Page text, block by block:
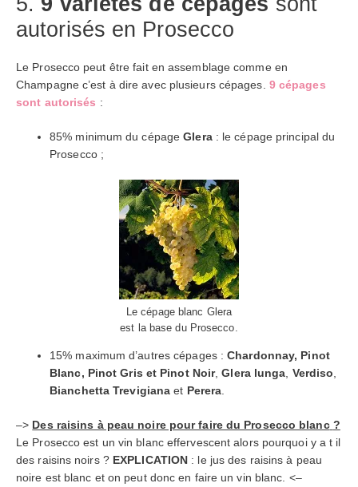
autorisés en Prosecco
Le Prosecco peut être fait en assemblage comme en
Champagne c’est à dire avec plusieurs cépages. 9 cépages
sont autorisés :
85% minimum du cépageGlera: le cépage principal du
Prosecco ;
Le cépage blanc Glera
est la base du Prosecco.
15% maximum d’autres cépages :Chardonnay, Pinot
Blanc, Pinot Gris et Pinot Noir,Glera lunga, Verdiso,
Bianchetta Trevigiana et Perera.
–> Des raisins à peau noire pour faire du Prosecco blanc ?
Le Prosecco est un vin blanc effervescent alors pourquoi y a t il
des raisins noirs ? EXPLICATION : le jus des raisins à peau
noire est blanc et on peut donc en faire un vin blanc. <–